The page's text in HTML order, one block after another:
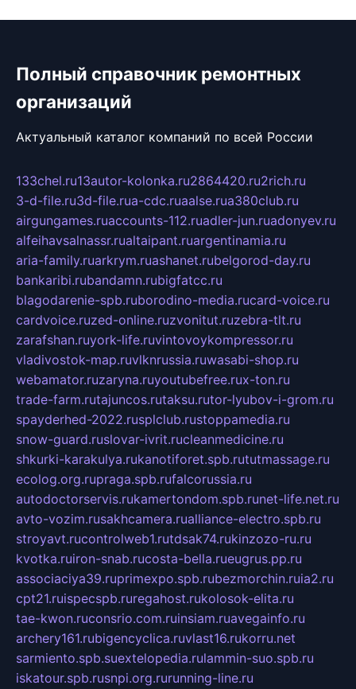
Полный справочник ремонтных
организаций
Актуальный каталог компаний по всей России
133chel.ru13autor-kolonka.ru2864420.ru2rich.ru
3-d-file.ru3d-file.rua-cdc.ruaalse.rua380club.ru
airgungames.ruaccounts-112.ruadler-jun.ruadonyev.ru
alfeihavsalnassr.rualtaipant.ruargentinamia.ru
aria-family.ruarkrym.ruashanet.rubelgorod-day.ru
bankaribi.rubandamn.rubigfatcc.ru
blagodarenie-spb.ruborodino-media.rucard-voice.ru
cardvoice.ruzed-online.ruzvonitut.ruzebra-tlt.ru
zarafshan.ruyork-life.ruvintovoykompressor.ru
vladivostok-map.ruvlknrussia.ruwasabi-shop.ru
webamator.ruzaryna.ruyoutubefree.rux-ton.ru
trade-farm.rutajuncos.rutaksu.rutor-lyubov-i-grom.ru
spayderhed-2022.rusplclub.rustoppamedia.ru
snow-guard.ruslovar-ivrit.rucleanmedicine.ru
shkurki-karakulya.rukanotiforet.spb.rututmassage.ru
ecolog.org.rupraga.spb.rufalcorussia.ru
autodoctorservis.rukamertondom.spb.runet-life.net.ru
avto-vozim.rusakhcamera.rualliance-electro.spb.ru
stroyavt.rucontrolweb1.rutdsak74.rukinzozo-ru.ru
kvotka.ruiron-snab.rucosta-bella.rueugrus.pp.ru
associaciya39.ruprimexpo.spb.rubezmorchin.ruia2.ru
cpt21.ruispecspb.ruregahost.rukolosok-elita.ru
tae-kwon.ruconsrio.com.ruinsiam.ruavegainfo.ru
archery161.rubigencyclica.ruvlast16.rukorru.net
sarmiento.spb.suextelopedia.rulammin-suo.spb.ru
iskatour.spb.rusnpi.org.rurunning-line.ru